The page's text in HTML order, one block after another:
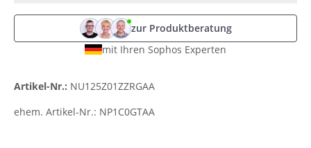
zur Produktberatung
mit Ihren Sophos Experten
Artikel-Nr.: NU125Z01ZZRGAA
ehem. Artikel-Nr.: NP1C0GTAA